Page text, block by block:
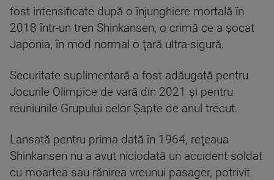
fost intensificate după o înjunghiere mortală în
2018 într-un tren Shinkansen, o crimă ce a şocat
Japonia, în mod normal o ţară ultra-sigură.
Securitate suplimentară a fost adăugată pentru
Jocurile Olimpice de vară din 2021 şi pentru
reuniunile Grupului celor Şapte de anul trecut.
Lansată pentru prima dată în 1964, reţeaua
Shinkansen nu a avut niciodată un accident soldat
cu moartea sau rănirea vreunui pasager, potrivit